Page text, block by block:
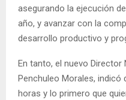
asegurando la ejecución
año, y avanzar con la
desarrollo productivo y
En tanto, el nuevo Director
Penchuleo Morales, indicó
horas y lo primero que